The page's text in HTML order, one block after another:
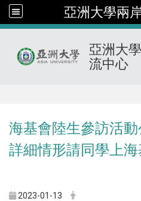
亞洲大學兩
亞洲大
流中心
海基會陸生參訪活動
詳細情形請同學上
2023-01-13